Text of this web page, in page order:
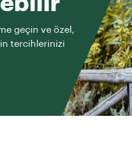
geçin ve özel,
tercihlerinizi